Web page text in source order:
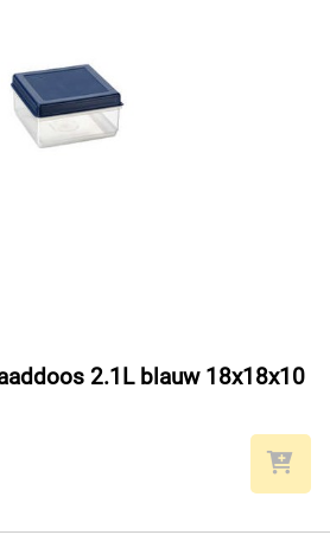
2.1L blauw 18x18x10